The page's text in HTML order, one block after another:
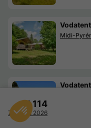
€ 114
7 - 8 okt 2026
Midi-
Midi-